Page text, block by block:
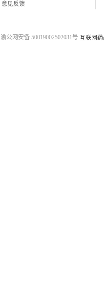
意见反馈
渝公网安备 50019002502031号 互联网